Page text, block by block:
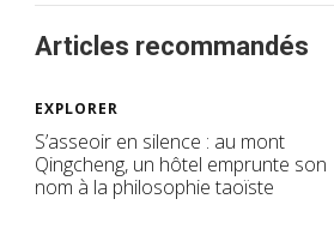
Articles recommandés
EXPLORER
S’asseoir en silence : au mont
Qingcheng, un hôtel emprunte son
nom à la philosophie taoïste